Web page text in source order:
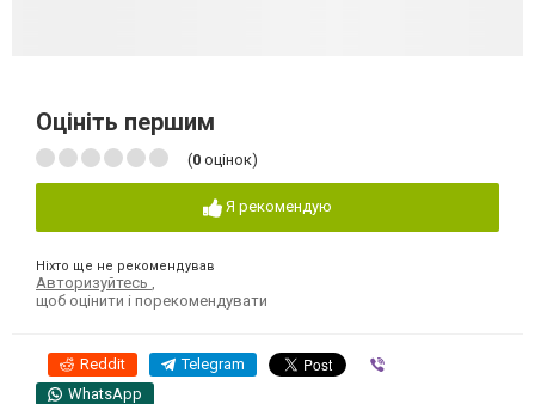
Оцініть першим
(0 оцінок)
Я рекомендую
Ніхто ще не рекомендував
Авторизуйтесь
щоб оцінити і порекомендувати
Reddit Telegram
WhatsApp